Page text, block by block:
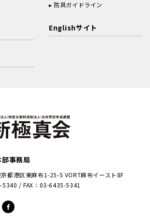
防具ガイドライン
Englishサイト
事務局
都港区東麻布1-25-5 VORT麻布イースト8F
/ FAX：03-6435-5341